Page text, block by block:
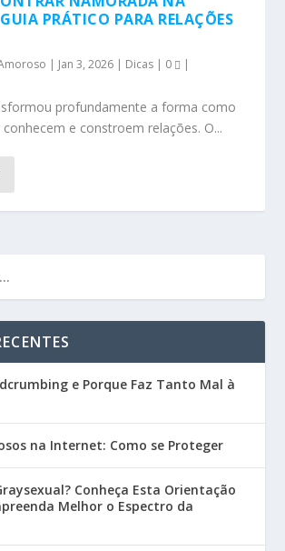
PRÁTICO PARA RELAÇÕES
| Jan 3, 2026 | Dicas | 0 |
profundamente a forma como
e constroem relações. O...
e Porque Faz Tanto Mal à
na Internet: Como se Proteger
Conheça Esta Orientação
Melhor o Espectro da